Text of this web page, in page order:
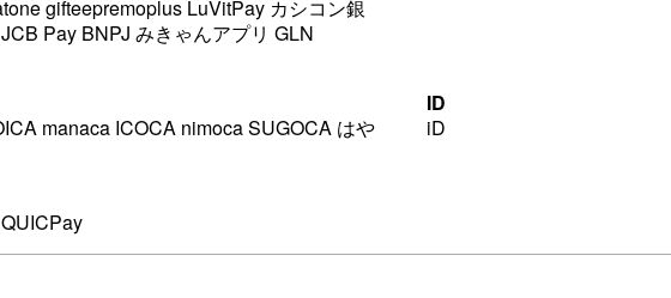
manaca ICOCA nimoca SUGOCA はや
ID
iD